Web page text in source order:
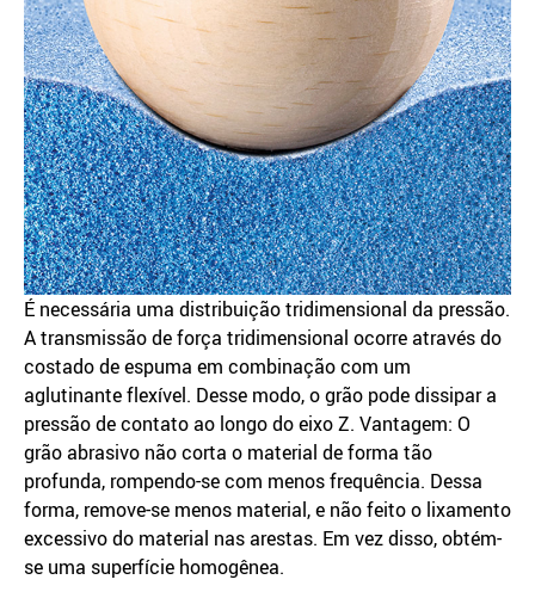
É necessária uma distribuição tridimensional da pressão.
A transmissão de força tridimensional ocorre através do
costado de espuma em combinação com um
aglutinante flexível. Desse modo, o grão pode dissipar a
pressão de contato ao longo do eixo Z. Vantagem: O
grão abrasivo não corta o material de forma tão
profunda, rompendo-se com menos frequência. Dessa
forma, remove-se menos material, e não feito o lixamento
excessivo do material nas arestas. Em vez disso, obtém-
se uma superfície homogênea.